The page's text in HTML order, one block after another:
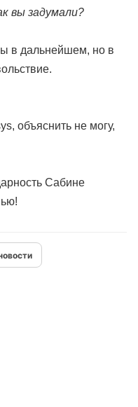
вы задумали?
в дальнейшем, но в
объяснить не могу,
Сабине